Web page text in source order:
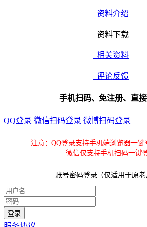
资料介绍
资料下载
相关资料
评论反馈
手机扫码、免注册、直
QQ登录 微信扫码登录 微博扫码登录
注意：QQ登录支持手机端浏览器一
微信仅支持手机扫码一键
账号密码登录（仅适用于原老